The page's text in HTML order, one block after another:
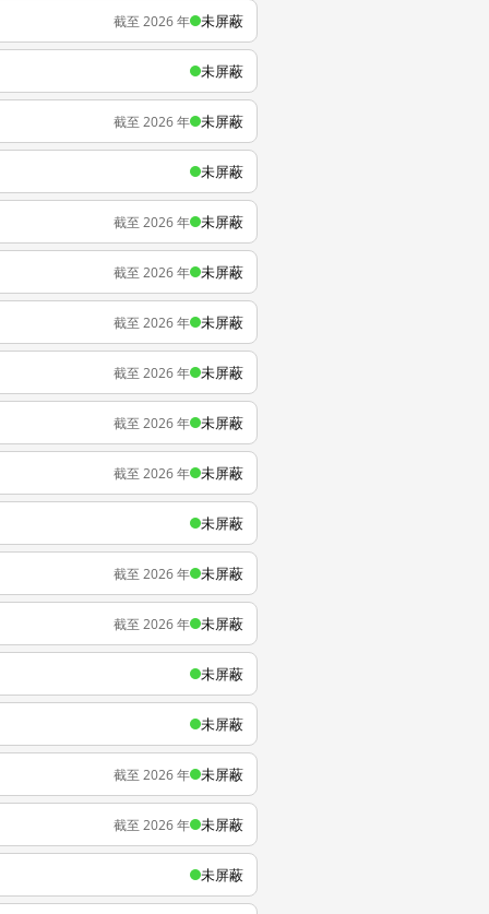
截至 2026 年 未屏蔽
未屏蔽
截至 2026 年 未屏蔽
未屏蔽
截至 2026 年 未屏蔽
截至 2026 年 未屏蔽
截至 2026 年 未屏蔽
截至 2026 年 未屏蔽
截至 2026 年 未屏蔽
截至 2026 年 未屏蔽
未屏蔽
截至 2026 年 未屏蔽
截至 2026 年 未屏蔽
未屏蔽
未屏蔽
截至 2026 年 未屏蔽
截至 2026 年 未屏蔽
未屏蔽